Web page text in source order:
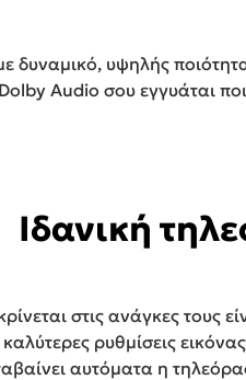
δυναμικό, υψηλής
Audio σου εγγυάται
Ιδανική
στις ανάγκες τους
ρυθμίσεις
αυτόματα η